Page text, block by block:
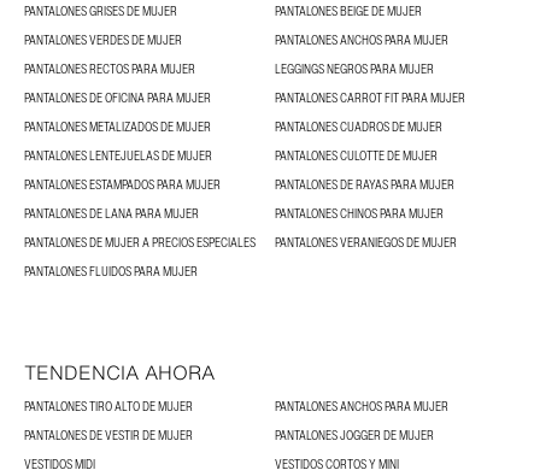
PANTALONES GRISES DE MUJER
PANTALONES BEIGE DE MUJER
PANTALONES VERDES DE MUJER
PANTALONES ANCHOS PARA MUJER
PANTALONES RECTOS PARA MUJER
LEGGINGS NEGROS PARA MUJER
PANTALONES DE OFICINA PARA MUJER
PANTALONES CARROT FIT PARA MUJER
PANTALONES METALIZADOS DE MUJER
PANTALONES CUADROS DE MUJER
PANTALONES LENTEJUELAS DE MUJER
PANTALONES CULOTTE DE MUJER
PANTALONES ESTAMPADOS PARA MUJER
PANTALONES DE RAYAS PARA MUJER
PANTALONES DE LANA PARA MUJER
PANTALONES CHINOS PARA MUJER
PANTALONES DE MUJER A PRECIOS ESPECIALES
PANTALONES VERANIEGOS DE MUJER
PANTALONES FLUIDOS PARA MUJER
TENDENCIA AHORA
PANTALONES TIRO ALTO DE MUJER
PANTALONES ANCHOS PARA MUJER
PANTALONES DE VESTIR DE MUJER
PANTALONES JOGGER DE MUJER
VESTIDOS MIDI
VESTIDOS CORTOS Y MINI